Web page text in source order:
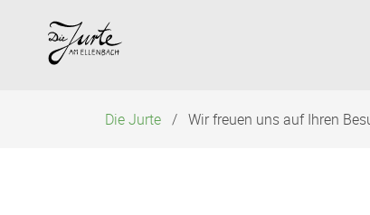
überspringen
Die Jurte Wir freuen uns auf Ihren